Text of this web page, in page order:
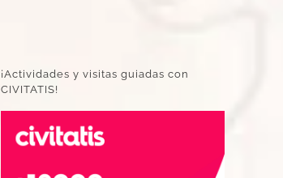
¡Actividades y visitas guiadas con
CIVITATIS!